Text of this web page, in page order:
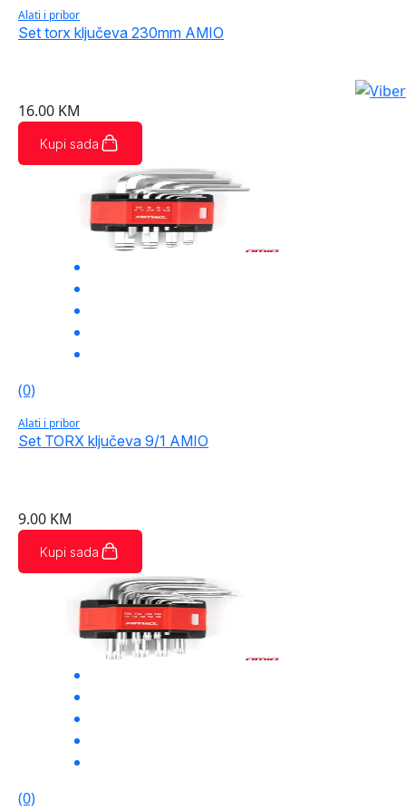
Alati i pribor
Set torx ključeva 230mm AMIO
16.00 KM
Kupi sada
(0)
Alati i pribor
Set TORX ključeva 9/1 AMIO
9.00 KM
Kupi sada
(0)